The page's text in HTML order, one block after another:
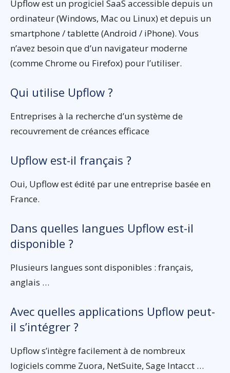
Upflow est un progiciel SaaS accessible depuis un
ordinateur (Windows, Mac ou Linux) et depuis un
smartphone / tablette (Android / iPhone). Vous
n’avez besoin que d’un navigateur moderne
(comme Chrome ou Firefox) pour l’utiliser.
Qui utilise Upflow ?
Entreprises à la recherche d’un système de
recouvrement de créances efficace
Upflow est-il français ?
Oui, Upflow est édité par une entreprise basée en
France.
Dans quelles langues Upflow est-il
disponible ?
Plusieurs langues sont disponibles : français,
anglais …
Avec quelles applications Upflow peut-
il s’intégrer ?
Upflow s’intègre facilement à de nombreux
logiciels comme Zuora, NetSuite, Sage Intacct …